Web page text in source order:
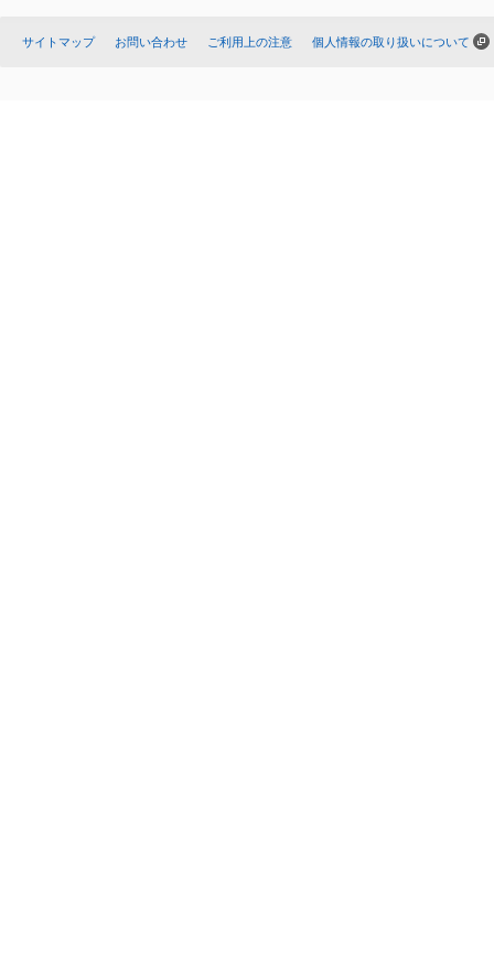
サイトマップ お問い合わせ ご利用上の注意 個人情報の取り扱いについて